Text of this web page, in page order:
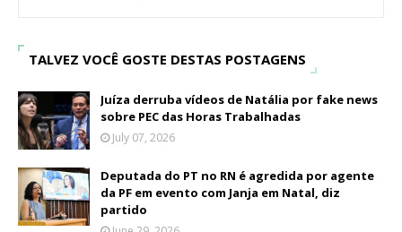
TALVEZ VOCÊ GOSTE DESTAS POSTAGENS
Juíza derruba vídeos de Natália por fake news
sobre PEC das Horas Trabalhadas
July 07, 2026
Deputada do PT no RN é agredida por agente
da PF em evento com Janja em Natal, diz
partido